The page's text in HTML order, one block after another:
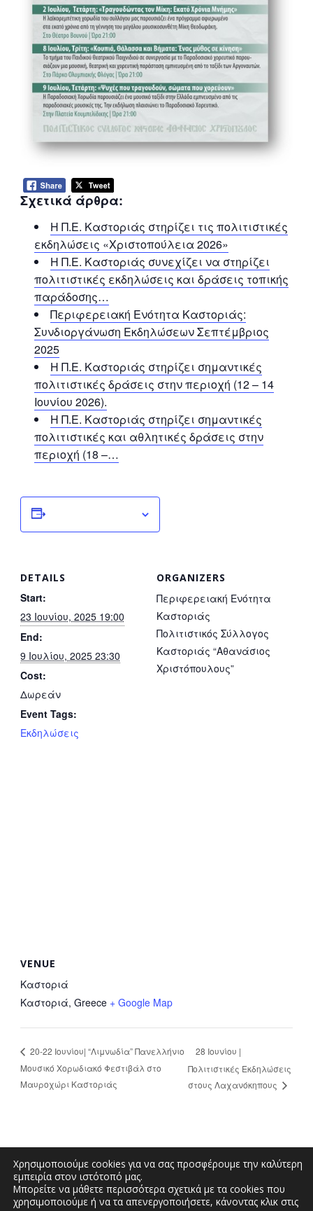
Σχετικά άρθρα:
Η Π.Ε. Καστοριάς στηρίζει τις πολιτιστικές
εκδηλώσεις «Χριστοπούλεια 2026»
Η Π.Ε. Καστοριάς συνεχίζει να στηρίζει
πολιτιστικές εκδηλώσεις και δράσεις τοπικής
παράδοσης…
Περιφερειακή Ενότητα Καστοριάς:
Συνδιοργάνωση Εκδηλώσεων Σεπτέμβριος
2025
Η Π.Ε. Καστοριάς στηρίζει σημαντικές
πολιτιστικές δράσεις στην περιοχή (12 – 14
Ιουνίου 2026).
Η Π.Ε. Καστοριάς στηρίζει σημαντικές
πολιτιστικές και αθλητικές δράσεις στην
περιοχή (18 –…
DETAILS
Start:
23 Ιουνίου, 2025 19:00
End:
9 Ιουλίου, 2025 23:30
Cost:
Δωρεάν
Event Tags:
Εκδηλώσεις
ORGANIZERS
Περιφερειακή Ενότητα
Καστοριάς
Πολιτιστικός Σύλλογος
Καστοριάς “Αθανάσιος
Χριστόπουλους”
VENUE
Καστοριά
Καστοριά, Greece + Google Map
20-22 Ιουνίου| “Λιμνωδία” Πανελλήνιο
Μουσικό Χορωδιακό Φεστιβάλ στο
Μαυροχώρι Καστοριάς
28 Ιουνίου |
Πολιτιστικές Εκδηλώσεις
στους Λαχανόκηπους
Μεγάλου Αλεξάνδρου και Διοικητηρίου |
Χρησιμοποιούμε cookies για να σας προσφέρουμε την καλύτερη
εμπειρία στον ιστότοπό μας.
Μπορείτε να μάθετε περισσότερα σχετικά με τα cookies που
χρησιμοποιούμε ή να τα απενεργοποιήσετε, κάνοντας κλικ στις